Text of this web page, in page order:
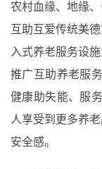
农村血缘、地缘
互助互爱传统美
入式养老服务设
推广互助养老服
健康助失能、服
人享受到更多养
安全感。